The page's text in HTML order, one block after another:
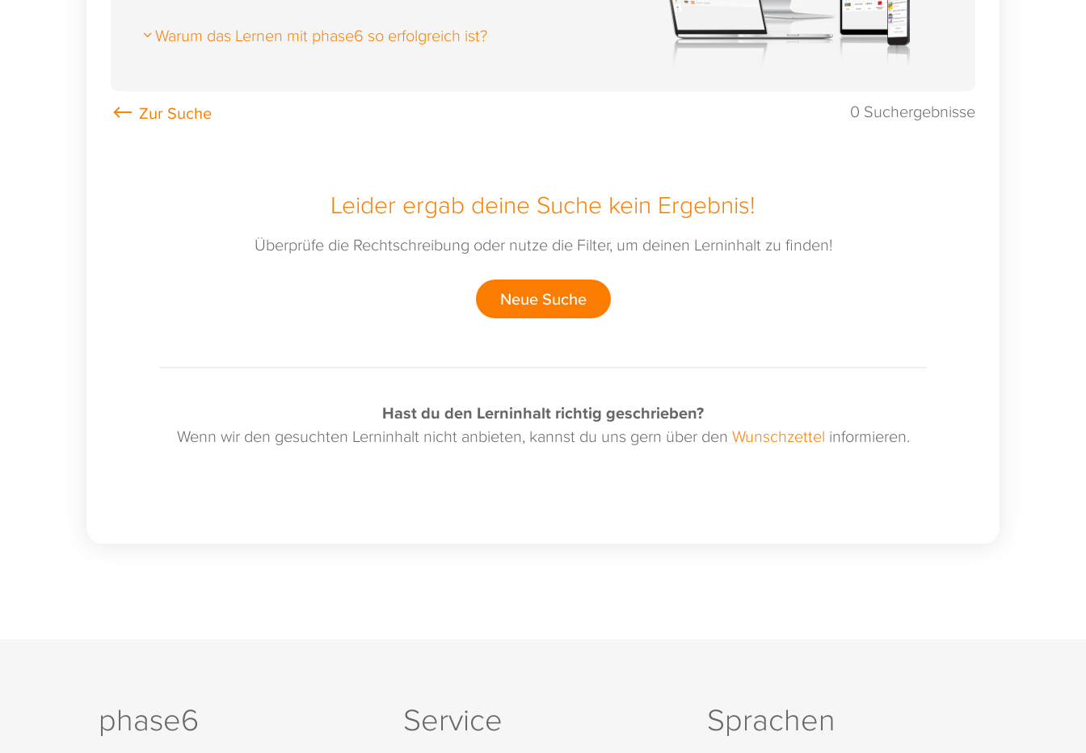
Warum das Lernen mit phase6 so erfolgreich ist?
0 Suchergebnisse
Leider ergab deine Suche kein Ergebnis!
Überprüfe die Rechtschreibung oder nutze die Filter, um deinen Lerninhalt zu finden!
Neue Suche
Hast du den Lerninhalt richtig geschrieben?
Wenn wir den gesuchten Lerninhalt nicht anbieten, kannst du uns gern über den Wunschzettel informieren.
phase6 Service Sprachen